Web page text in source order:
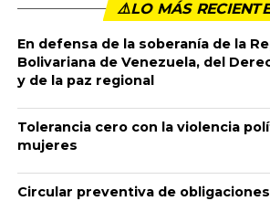
⚠️LO MÁS
En defensa de la soberanía de la
Bolivariana de Venezuela, del
y de la paz regional
Tolerancia cero con la violencia
mujeres
Circular preventiva de